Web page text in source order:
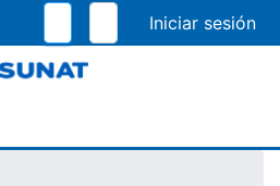
al
contenido